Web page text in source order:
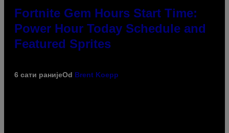
Fortnite Gem Hours Start Time:
Power Hour Today Schedule and
Featured Sprites
6 сати ранијеOd Brent Koepp